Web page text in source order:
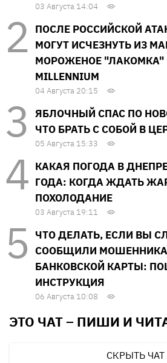
03 Августа 14:04
ПОСЛЕ РОССИЙСКОЙ
МОГУТ ИСЧЕЗНУТЬ ИЗ
МОРОЖЕНОЕ "ЛАКОМКА"
MILLENNIUM
04 Августа 20:15
ЯБЛОЧНЫЙ СПАС ПО
ЧТО БРАТЬ С СОБОЙ В
05 Августа 15:33
КАКАЯ ПОГОДА В ДНЕПРЕ
ГОДА: КОГДА ЖДАТЬ
ПОХОЛОДАНИЕ
03 Августа 19:11
ЧТО ДЕЛАТЬ, ЕСЛИ ВЫ
СООБЩИЛИ
БАНКОВСКОЙ КАРТЫ:
ИНСТРУКЦИЯ
06 Августа 10:08
ЭТО ЧАТ – ПИШИ И
СКРЫТЬ ЧАТ